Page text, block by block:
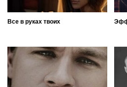
Все в руках твоих